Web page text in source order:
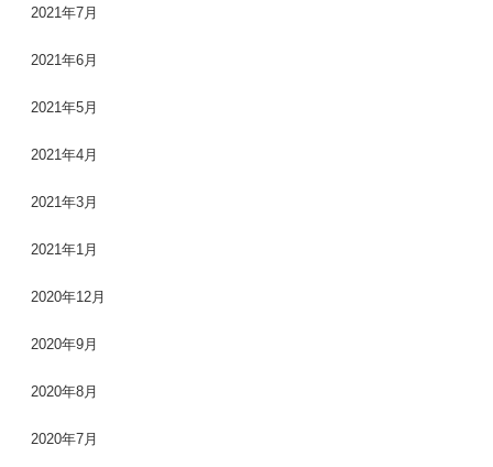
2021年7月
2021年6月
2021年5月
2021年4月
2021年3月
2021年1月
2020年12月
2020年9月
2020年8月
2020年7月